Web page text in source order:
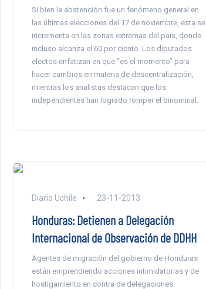
Si bien la abstención fue un fenómeno general en
las últimas elecciones del 17 de noviembre, esta se
incrementa en las zonas extremas del país, donde
incluso alcanza el 60 por ciento. Los diputados
electos enfatizan en que “es el momento” para
hacer cambios en materia de descentralización,
mientras los analistas destacan que los
independientes han logrado romper el binominal.
Diario Uchile 23-11-2013
Honduras: Detienen a Delegación
Internacional de Observación de DDHH
Agentes de migración del gobierno de Honduras
están emprendiendo acciones intimidatorias y de
hostigamiento en contra de delegaciones